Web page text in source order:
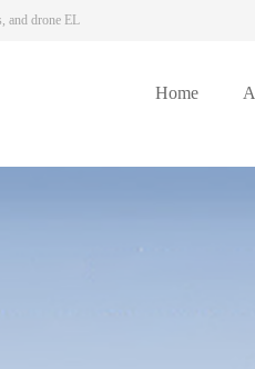
and drone EL
Home